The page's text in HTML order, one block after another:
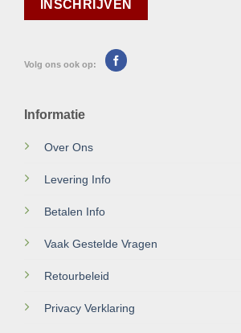
Volg ons ook op:
Informatie
Over Ons
Levering Info
Betalen Info
Vaak Gestelde Vragen
Retourbeleid
Privacy Verklaring